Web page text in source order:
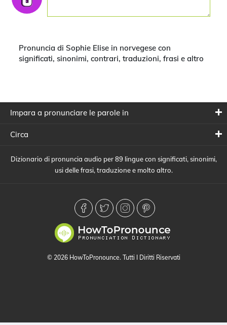
Pronuncia di Sophie Elise in norvegese con
significati, sinonimi, contrari, traduzioni, frasi e altro
Impara a pronunciare le parole in
Circa
Dizionario di pronuncia audio per 89 lingue con significati, sinonimi,
usi delle frasi, traduzione e molto altro.
© 2026 HowToPronounce. Tutti I Diritti Riservati